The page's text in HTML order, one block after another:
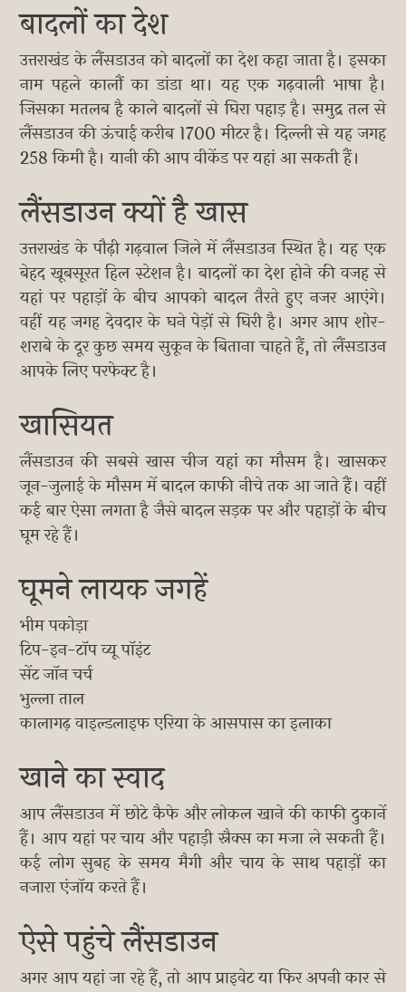
बादलों का देश
उत्तराखंड के लैंसडाउन को बादलों का देश कहा जाता है। इसका
नाम पहले कालौं का डांडा था। यह एक गढ़वाली भाषा है।
जिसका मतलब है काले बादलों से घिरा पहाड़ है। समुद्र तल से
लैंसडाउन की ऊंचाई करीब 1700 मीटर है। दिल्ली से यह जगह
258 किमी है। यानी की आप वीकेंड पर यहां आ सकती हैं।
लैंसडाउन क्यों है खास
उत्तराखंड के पौढ़ी गढ़वाल जिले में लैंसडाउन स्थित है। यह एक
बेहद खूबसूरत हिल स्टेशन है। बादलों का देश होने की वजह से
यहां पर पहाड़ों के बीच आपको बादल तैरते हुए नजर आएंगे।
वहीं यह जगह देवदार के घने पेड़ों से घिरी है। अगर आप शोर-
शराबे के दूर कुछ समय सुकून के बिताना चाहते हैं, तो लैंसडाउन
आपके लिए परफेक्ट है।
खासियत
लैंसडाउन की सबसे खास चीज यहां का मौसम है। खासकर
जून-जुलाई के मौसम में बादल काफी नीचे तक आ जाते हैं। वहीं
कई बार ऐसा लगता है जैसे बादल सड़क पर और पहाड़ों के बीच
घूम रहे हैं।
घूमने लायक जगहें
भीम पकोड़ा
टिप-इन-टॉप व्यू पॉइंट
सेंट जॉन चर्च
भुल्ला ताल
कालागढ़ वाइल्डलाइफ एरिया के आसपास का इलाका
खाने का स्वाद
आप लैंसडाउन में छोटे कैफे और लोकल खाने की काफी दुकानें
हैं। आप यहां पर चाय और पहाड़ी स्नैक्स का मजा ले सकती हैं।
कई लोग सुबह के समय मैगी और चाय के साथ पहाड़ों का
नजारा एंजॉय करते हैं।
ऐसे पहुंचे लैंसडाउन
अगर आप यहां जा रहे हैं, तो आप प्राइवेट या फिर अपनी कार से